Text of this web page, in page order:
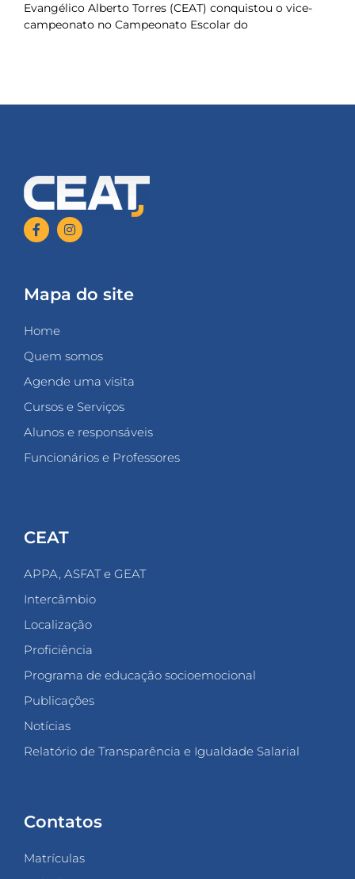
Evangélico Alberto Torres (CEAT) conquistou o vice-
campeonato no Campeonato Escolar do
Mapa do site
Home
Quem somos
Agende uma visita
Cursos e Serviços
Alunos e responsáveis
Funcionários e Professores
CEAT
APPA, ASFAT e GEAT
Intercâmbio
Localização
Proficiência
Programa de educação socioemocional
Publicações
Notícias
Relatório de Transparência e Igualdade Salarial
Contatos
Matrículas